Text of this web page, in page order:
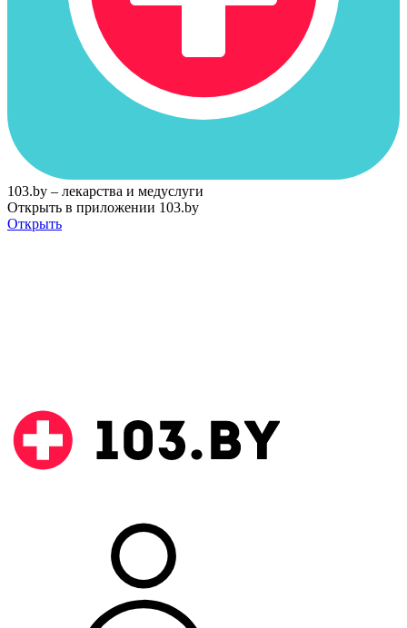
103.by – лекарства и медуслуги
Открыть в приложении 103.by
Открыть